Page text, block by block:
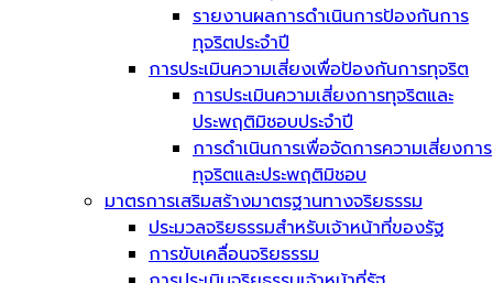
รายงานผลการดำเนินการป้องกันการ
ทุจริตประจำปี
การประเมินความเสี่ยงเพื่อป้องกันการทุจริต
การประเมินความเสี่ยงการทุจริตและ
ประพฤติมิชอบประจำปี
การดำเนินการเพื่อจัดการความเสี่ยงการ
ทุจริตและประพฤติมิชอบ
มาตรการเสริมสร้างมาตรฐานทางจริยธรรม
ประมวลจริยธรรมสำหรับเจ้าหน้าที่ของรัฐ
การขับเคลื่อนจริยธรรม